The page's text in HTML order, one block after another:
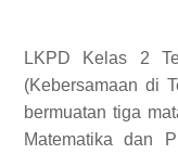
LKPD Kelas 2
(Kebersamaan di
bermuatan tiga
Matematika dan